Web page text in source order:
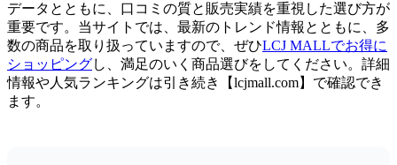
データとともに、口コミの質と販売実績を重視した選び方が
重要です。当サイトでは、最新のトレンド情報とともに、多
数の商品を取り扱っていますので、ぜひLCJ MALLでお得に
ショッピングし、満足のいく商品選びをしてください。詳細
情報や人気ランキングは引き続き【lcjmall.com】で確認でき
ます。